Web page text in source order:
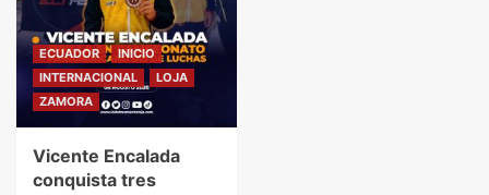
ECUADOR
INICIO
INTERNACIONAL
LOJA
ZAMORA
Vicente Encalada
conquista tres